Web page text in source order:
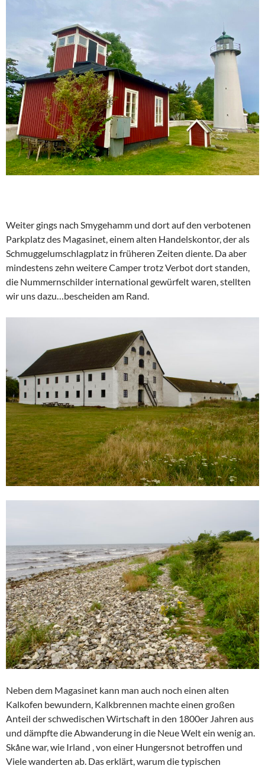
Weiter gings nach Smygehamm und dort auf den verbotenen
Parkplatz des Magasinet, einem alten Handelskontor, der als
Schmuggelumschlagplatz in früheren Zeiten diente. Da aber
mindestens zehn weitere Camper trotz Verbot dort standen,
die Nummernschilder international gewürfelt waren, stellten
wir uns dazu…bescheiden am Rand.
Neben dem Magasinet kann man auch noch einen alten
Kalkofen bewundern, Kalkbrennen machte einen großen
Anteil der schwedischen Wirtschaft in den 1800er Jahren aus
und dämpfte die Abwanderung in die Neue Welt ein wenig an.
Skåne war, wie Irland , von einer Hungersnot betroffen und
Viele wanderten ab. Das erklärt, warum die typischen